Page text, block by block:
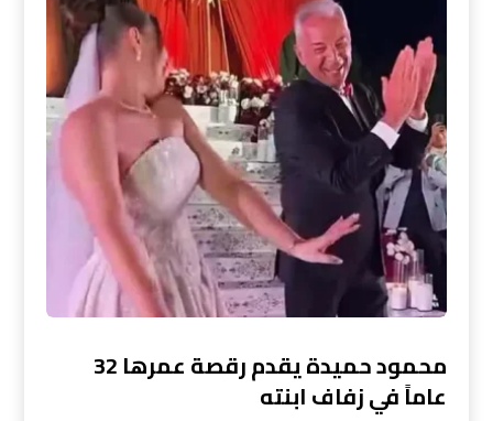
محمود حميدة يقدم رقصة عمرها 32
عاماً في زفاف ابنته